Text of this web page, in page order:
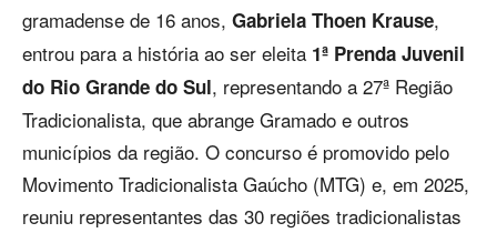
gramadense de 16 anos, Gabriela Thoen Krause,
entrou para a história ao ser eleita 1ª Prenda Juvenil
do Rio Grande do Sul, representando a 27ª Região
Tradicionalista, que abrange Gramado e outros
municípios da região. O concurso é promovido pelo
Movimento Tradicionalista Gaúcho (MTG) e, em 2025,
reuniu representantes das 30 regiões tradicionalistas